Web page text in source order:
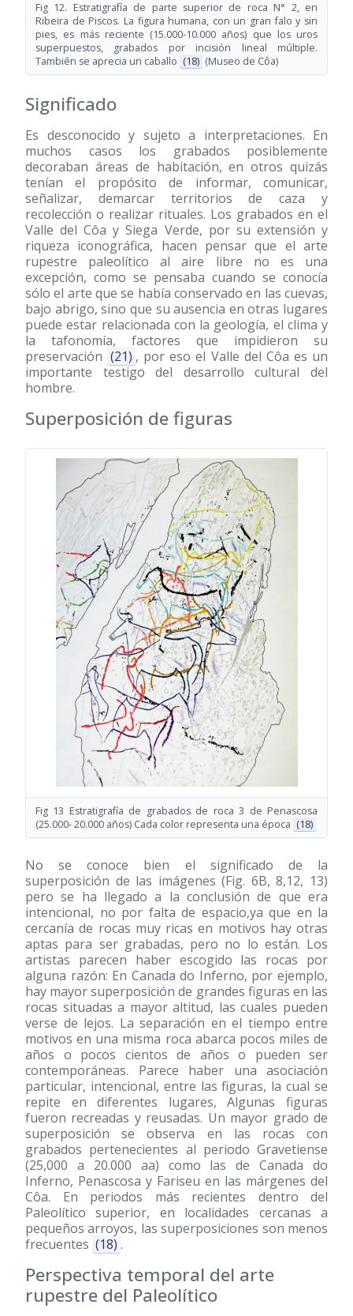
Fig 12. Estratigrafía de parte superior de roca N° 2, en
Ribeira de Piscos. La figura humana, con un gran falo y sin
pies, es más reciente (15.000-10.000 años) que los uros
superpuestos, grabados por incisión lineal múltiple.
También se aprecia un caballo (18) (Museo de Côa)
Significado
Es desconocido y sujeto a interpretaciones. En
muchos casos los grabados posiblemente
decoraban áreas de habitación, en otros quizás
tenían el propósito de informar, comunicar,
señalizar, demarcar territorios de caza y
recolección o realizar rituales. Los grabados en el
Valle del Côa y Siega Verde, por su extensión y
riqueza iconográfica, hacen pensar que el arte
rupestre paleolítico al aire libre no es una
excepción, como se pensaba cuando se conocía
sólo el arte que se había conservado en las cuevas,
bajo abrigo, sino que su ausencia en otras lugares
puede estar relacionada con la geología, el clima y
la tafonomía, factores que impidieron su
preservación (21) , por eso el Valle del Côa es un
importante testigo del desarrollo cultural del
hombre.
Superposición de figuras
Fig 13 Estratigrafía de grabados de roca 3 de Penascosa
(25.000- 20.000 años) Cada color representa una época (18)
No se conoce bien el significado de la
superposición de las imágenes (Fig. 6B, 8,12, 13)
pero se ha llegado a la conclusión de que era
intencional, no por falta de espacio,ya que en la
cercanía de rocas muy ricas en motivos hay otras
aptas para ser grabadas, pero no lo están. Los
artistas parecen haber escogido las rocas por
alguna razón: En Canada do Inferno, por ejemplo,
hay mayor superposición de grandes figuras en las
rocas situadas a mayor altitud, las cuales pueden
verse de lejos. La separación en el tiempo entre
motivos en una misma roca abarca pocos miles de
años o pocos cientos de años o pueden ser
contemporáneas. Parece haber una asociación
particular, intencional, entre las figuras, la cual se
repite en diferentes lugares, Algunas figuras
fueron recreadas y reusadas. Un mayor grado de
superposición se observa en las rocas con
grabados pertenecientes al periodo Gravetiense
(25,000 a 20.000 aa) como las de Canada do
Inferno, Penascosa y Fariseu en las márgenes del
Côa. En periodos más recientes dentro del
Paleolítico superior, en localidades cercanas a
pequeños arroyos, las superposiciones son menos
frecuentes (18) .
Perspectiva temporal del arte
rupestre del Paleolítico